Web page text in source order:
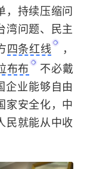
，持续压缩问
湾问题、民主
四条红线
，
布布
不必戴
企业能够自由
家安全化，中
民就能从中收